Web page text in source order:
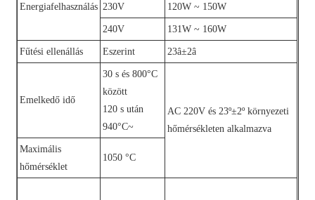
Energiafelhasználás 230V 120W ~ 150W
240V 131W ~ 160W
Fűtési ellenállás Eszerint 23â±2â
Emelkedő idő
30 s és 800°C
között
120 s után
940°C~
AC 220V és 23º±2º környezeti
hőmérsékleten alkalmazva
Maximális
hőmérséklet
1050 °C